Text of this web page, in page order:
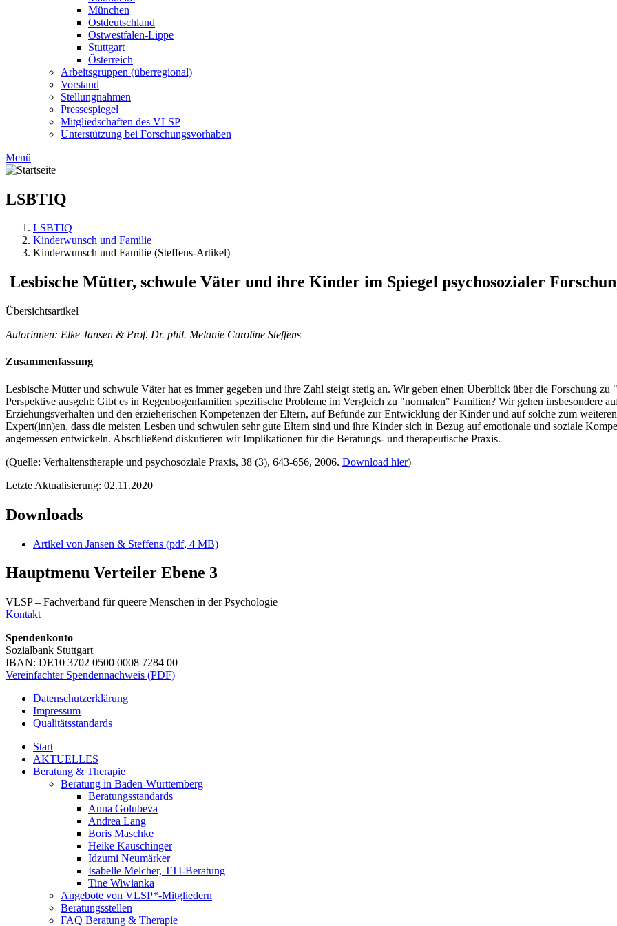
München
Ostdeutschland
Ostwestfalen-Lippe
Stuttgart
Österreich
Arbeitsgruppen (überregional)
Vorstand
Stellungnahmen
Pressespiegel
Mitgliedschaften des VLSP
Unterstützung bei Forschungsvorhaben
Menü
LSBTIQ
LSBTIQ
Kinderwunsch und Familie
Kinderwunsch und Familie (Steffens-Artikel)
Lesbische Mütter, schwule Väter und ihre Kinder im Spiegel psychosozialer
Übersichtsartikel
Autorinnen: Elke Jansen & Prof. Dr. phil. Melanie Caroline Steffens
Zusammenfassung
Lesbische Mütter und schwule Väter hat es immer gegeben und ihre Zahl steigt stetig an. Wir geben einen Überblick über die Forschung
Perspektive ausgeht: Gibt es in Regenbogenfamilien spezifische Probleme im Vergleich zu "normalen" Familien? Wir gehen insbesondere
Erziehungsverhalten und den erzieherischen Kompetenzen der Eltern, auf Befunde zur Entwicklung der Kinder und auf solche zum
Expert(inn)en, dass die meisten Lesben und schwulen sehr gute Eltern sind und ihre Kinder sich in Bezug auf emotionale und soziale
angemessen entwickeln. Abschließend diskutieren wir Implikationen für die Beratungs- und therapeutische Praxis.
(Quelle: Verhaltenstherapie und psychosoziale Praxis, 38 (3), 643-656, 2006. Download hier)
Letzte Aktualisierung: 02.11.2020
Downloads
Artikel von Jansen & Steffens (pdf, 4 MB)
Hauptmenu Verteiler Ebene 3
VLSP – Fachverband für queere Menschen in der Psychologie
Kontakt
Spendenkonto
Sozialbank Stuttgart
IBAN: DE10 3702 0500 0008 7284 00
Vereinfachter Spendennachweis (PDF)
Datenschutzerklärung
Impressum
Qualitätsstandards
Start
AKTUELLES
Beratung & Therapie
Beratung in Baden-Württemberg
Beratungsstandards
Anna Golubeva
Andrea Lang
Boris Maschke
Heike Kauschinger
Idzumi Neumärker
Isabelle Melcher, TTI-Beratung
Tine Wiwianka
Angebote von VLSP*-Mitgliedern
Beratungsstellen
FAQ Beratung & Therapie